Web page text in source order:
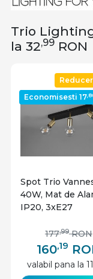
Trio
la 32,99 RON
Economisesti 17
Spot Trio
40W, Mat de
IP20, 3xE27
160,19
177,99 RON
valabil pana la